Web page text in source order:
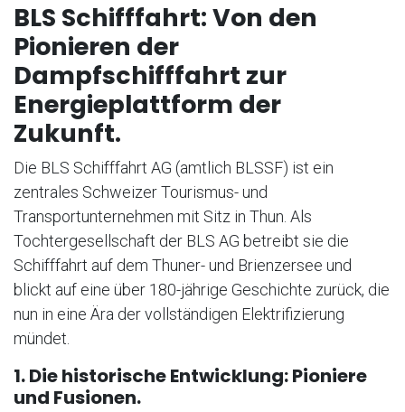
BLS Schifffahrt: Von den
Pionieren der
Dampfschifffahrt zur
Energieplattform der
Zukunft.
Die BLS Schifffahrt AG (amtlich BLSSF) ist ein
zentrales Schweizer Tourismus- und
Transportunternehmen mit Sitz in Thun. Als
Tochtergesellschaft der BLS AG betreibt sie die
Schifffahrt auf dem Thuner- und Brienzersee und
blickt auf eine über 180-jährige Geschichte zurück, die
nun in eine Ära der vollständigen Elektrifizierung
mündet.
1. Die historische Entwicklung: Pioniere
und Fusionen.